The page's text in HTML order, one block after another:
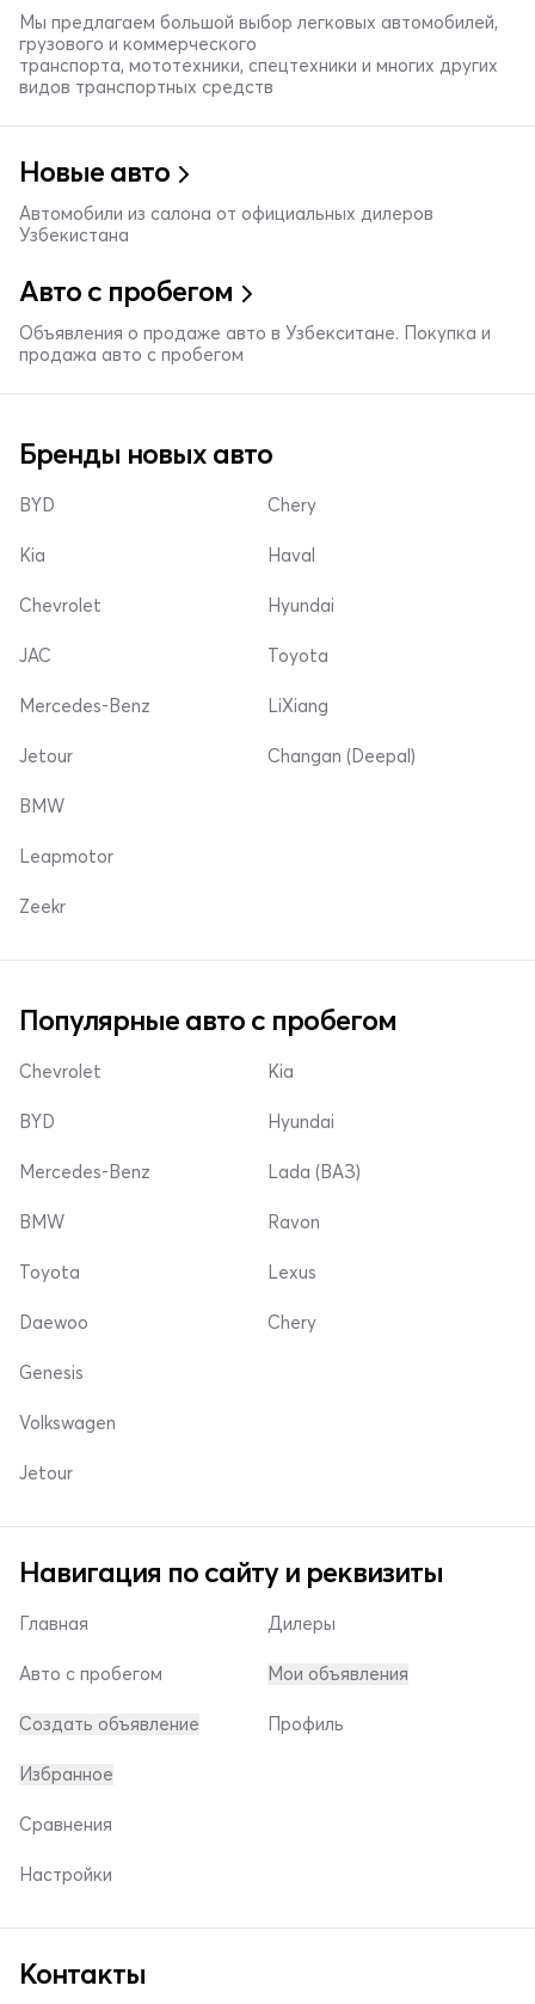
Мы предлагаем большой выбор легковых автомобилей,
грузового и коммерческого
транспорта, мототехники, спецтехники и многих других
видов транспортных средств
Новые авто
Автомобили из салона от официальных дилеров
Узбекистана
Авто с пробегом
Объявления о продаже авто в Узбекситане. Покупка и
продажа авто с пробегом
Бренды новых авто
BYD
Kia
Chevrolet
Chery
Haval
Hyundai
JAC
Mercedes-Benz
Jetour
Toyota
LiXiang
Changan (Deepal)
BMW
Leapmotor
Zeekr
Популярные авто с пробегом
Chevrolet
BYD
Mercedes-Benz
Kia
Hyundai
Lada (ВАЗ)
BMW
Toyota
Daewoo
Ravon
Lexus
Chery
Genesis
Volkswagen
Jetour
Навигация по сайту и реквизиты
Главная
Авто с пробегом
Создать объявление
Дилеры
Мои объявления
Профиль
Избранное
Сравнения
Настройки
Контакты